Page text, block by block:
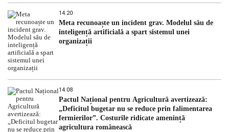
14:20
Meta recunoaște un incident grav. Modelul său de
inteligență artificială a spart sistemul unei
organizații
14:08
Pactul Național pentru Agricultură avertizează:
„Deficitul bugetar nu se reduce prin falimentarea
fermierilor”. Costurile ridicate amenință
agricultura românească